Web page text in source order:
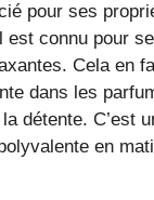
pour ses
est connu pour
Cela en
dans les
détente. C’est
en